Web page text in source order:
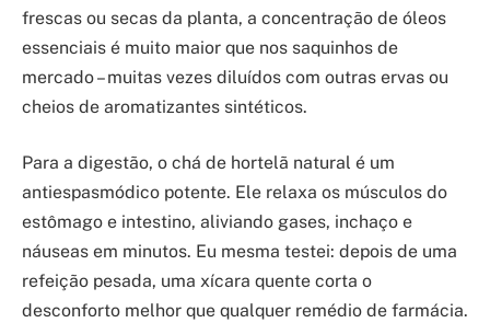
frescas ou secas da planta, a concentração de óleos
essenciais é muito maior que nos saquinhos de
mercado – muitas vezes diluídos com outras ervas ou
cheios de aromatizantes sintéticos.
Para a digestão, o chá de hortelã natural é um
antiespasmódico potente. Ele relaxa os músculos do
estômago e intestino, aliviando gases, inchaço e
náuseas em minutos. Eu mesma testei: depois de uma
refeição pesada, uma xícara quente corta o
desconforto melhor que qualquer remédio de farmácia.